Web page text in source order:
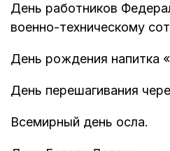
День работников
военно-техническому
День рождения напитка
День перешагивания
Всемирный день осла.